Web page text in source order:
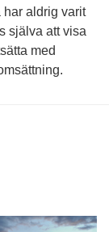
har aldrig varit
själva att visa
med